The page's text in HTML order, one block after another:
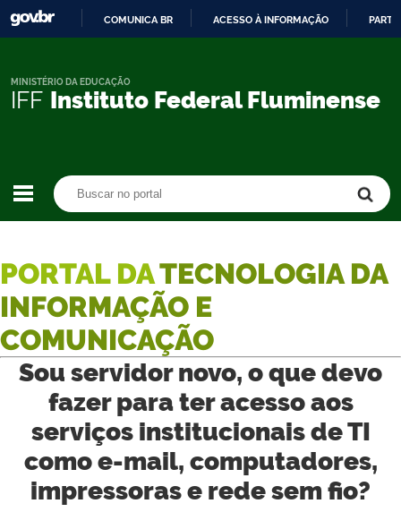
CONTEÚDO
COMUNICA BR ACESSO À INFORMAÇÃO
IFF Instituto Federal Fluminense
MINISTÉRIO DA EDUCAÇÃO
PORTAL DATECNOLOGIA DA
INFORMAÇÃO E
COMUNICAÇÃO
Sou servidor novo, o que devo
fazer para ter acesso aos
serviços institucionais de TI
como e-mail, computadores,
impressoras e rede sem fio?